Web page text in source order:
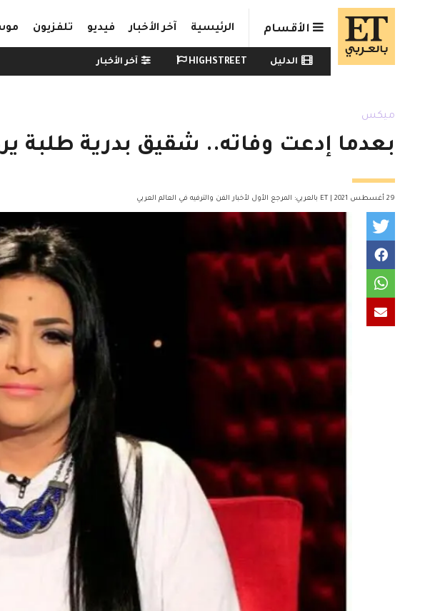
Skip to main content
الأقسام الرئيسية آخر الأخبار فيديو تلفزيون
Watch menu
الدليل HIGHSTREET آخر الأخبار
ميكس
بعدما إدعت وفاته.. شقيق بدرية طلبة
29 أغسطس 2021 | ET بالعربي: المرجع الأول لأخبار الفن والترفيه في العالم العربي